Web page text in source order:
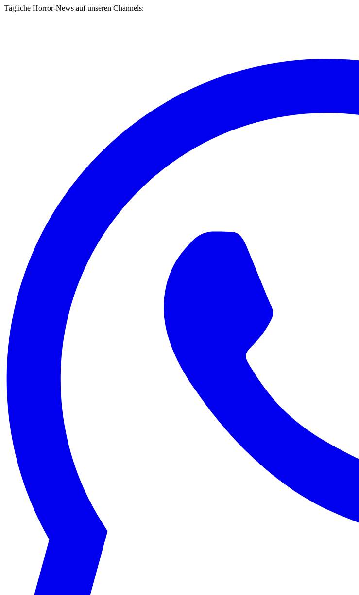
Tägliche Horror-News auf unseren Channels: